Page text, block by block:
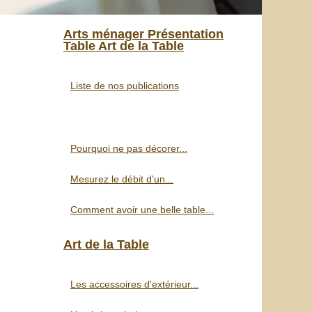
Arts ménager Présentation
Table Art de la Table
Liste de nos publications
Pourquoi ne pas décorer...
Mesurez le débit d'un...
Comment avoir une belle table...
Art de la Table
Les accessoires d'extérieur...